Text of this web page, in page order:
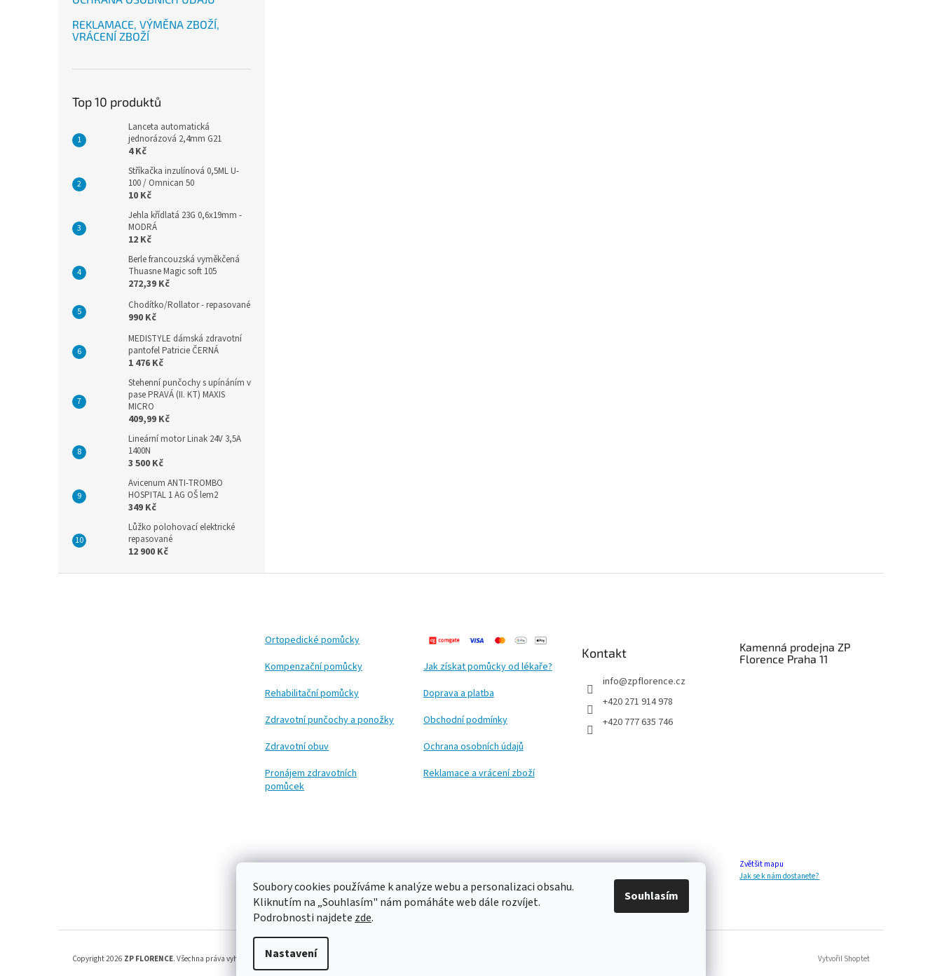
Soubory cookies používáme k analýze webu a personalizaci obsahu.
Kliknutím na „Souhlasím" nám pomáháte web dále rozvíjet.
Podrobnosti najdete zde.
Nastavení
Souhlasím
REKLAMACE, VÝMĚNA ZBOŽÍ,
VRÁCENÍ ZBOŽÍ
Top 10 produktů
Lanceta automatická
jednorázová 2,4mm G21
4 Kč
Stříkačka inzulínová 0,5ML U-
100 / Omnican 50
10 Kč
Jehla křídlatá 23G 0,6x19mm -
MODRÁ
12 Kč
Berle francouzská vyměkčená
Thuasne Magic soft 105
272,39 Kč
Chodítko/Rollator - repasované
990 Kč
MEDISTYLE dámská zdravotní
pantofel Patricie ČERNÁ
1 476 Kč
Stehenní punčochy s upínáním v
pase PRAVÁ (II. KT) MAXIS
MICRO
409,99 Kč
Lineární motor Linak 24V 3,5A
1400N
3 500 Kč
Avicenum ANTI-TROMBO
HOSPITAL 1 AG OŠ lem2
349 Kč
Lůžko polohovací elektrické
repasované
12 900 Kč
Ortopedické pomůcky
Kompenzační pomůcky
Rehabilitační pomůcky
Zdravotní punčochy a ponožky
Zdravotní obuv
Pronájem zdravotních
pomůcek
Jak získat pomůcky od lékaře?
Doprava a platba
Obchodní podmínky
Ochrana osobních údajů
Reklamace a vrácení zboží
Kontakt
info@zpflorence.cz
+420 271 914 978
+420 777 635 746
Kamenná prodejna ZP
Florence Praha 11
Zvětšit mapu
Jak se k nám dostanete?
Vytvořil Shoptet
Copyright 2026 ZP FLORENCE. Všechna práva vyhrazena.